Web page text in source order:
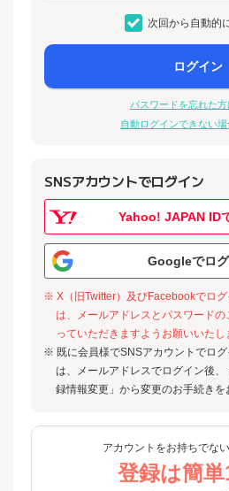
次回から自動的
ログイン
パスワードを忘れた
自動ログインできない
SNSアカウントでログイン
Yahoo! JAPAN ID
Googleでロ
※ X（旧Twitter）及びFacebookでロ
は、メールアドレスとパスワード
っていただきますようお願いいたし
※ 既に会員様でSNSアカウントでロ
は、メールアドレスでログイン後
録情報変更」から変更のお手続きを
アカウントをお持ちでな
登録は簡単